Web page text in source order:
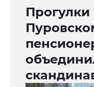
Прогулки